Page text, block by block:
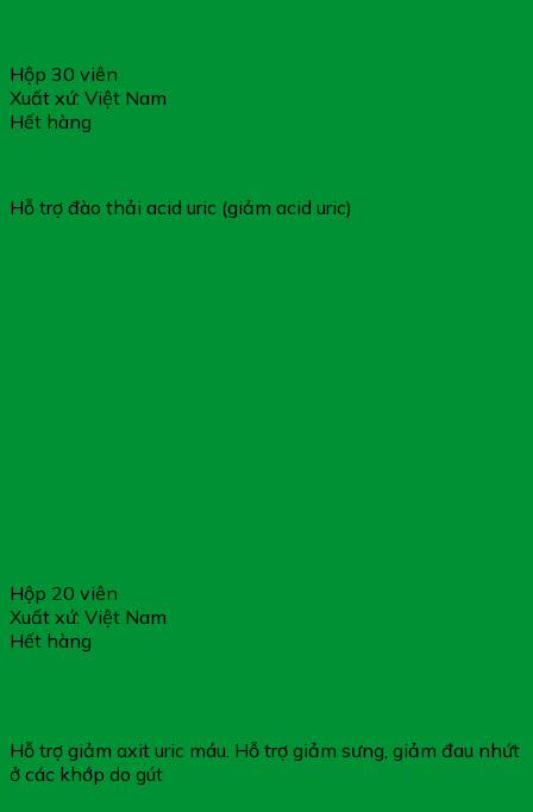
Hộp 30 viên
Xuất xứ: Việt Nam
Hết hàng
Hỗ trợ đào thải acid uric (giảm acid uric)
Hộp 20 viên
Xuất xứ: Việt Nam
Hết hàng
Hỗ trợ giảm axit uric máu. Hỗ trợ giảm sưng, giảm đau nhứt
ở các khớp do gút